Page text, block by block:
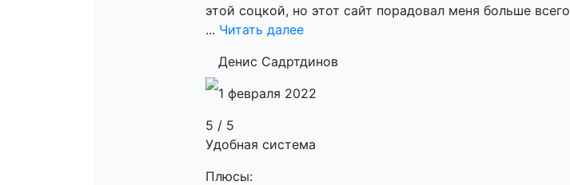
этой соцкой, но этот сайт порадовал меня больше всего
... Читать далее
Денис Садртдинов
1 февраля 2022
5 / 5
Удобная система
Плюсы: